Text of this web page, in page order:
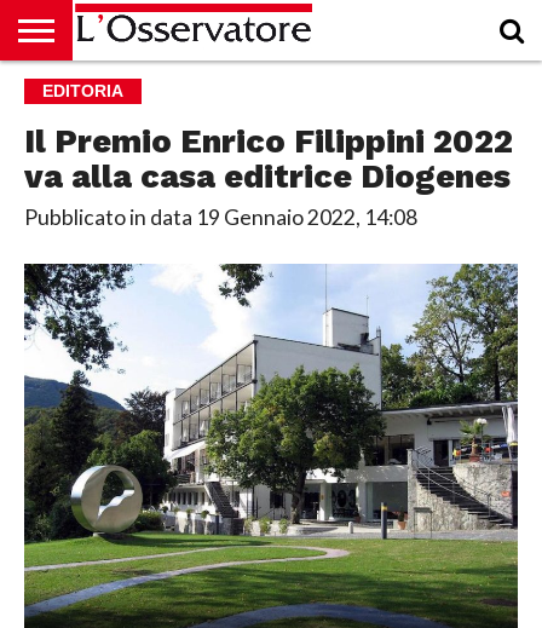
HOME
CULTURA
ECONOMIA
RUBRICHE
ARCHIVIO
PODCAST
ABBONAMENTO
CHI
ACCEDI
EDITORIA
Il Premio Enrico Filippini 2022
va alla casa editrice Diogenes
Pubblicato in data 19 Gennaio 2022, 14:08